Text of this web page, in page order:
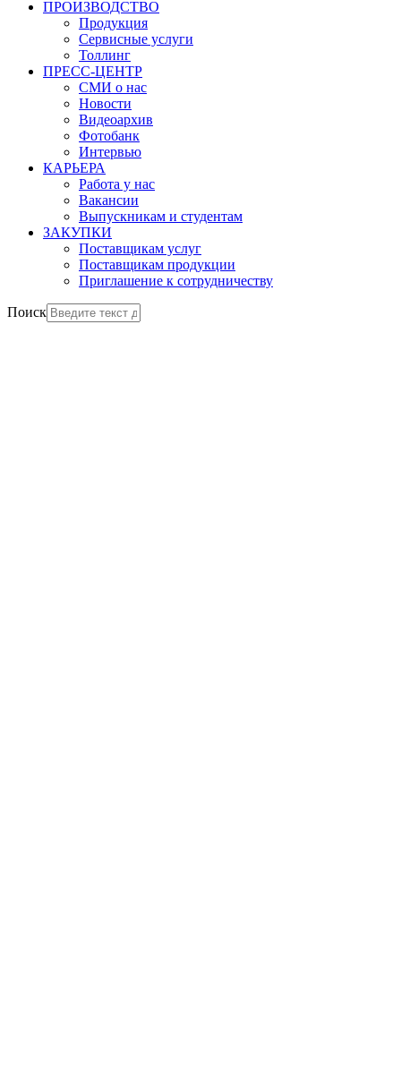
ПРОИЗВОДСТВО
Продукция
Сервисные услуги
Толлинг
ПРЕСС-ЦЕНТР
СМИ о нас
Новости
Видеоархив
Фотобанк
Интервью
КАРЬЕРА
Работа у нас
Вакансии
Выпускникам и студентам
ЗАКУПКИ
Поставщикам услуг
Поставщикам продукции
Приглашение к сотрудничеству
Поиск